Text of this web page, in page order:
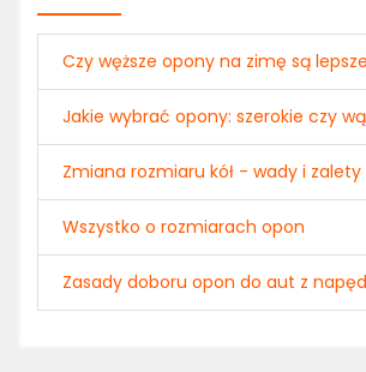
Czy węższe opony na zimę są
Jakie wybrać opony: szerokie czy
Zmiana rozmiaru kół - wady i zalety
Wszystko o rozmiarach opon
Zasady doboru opon do aut z